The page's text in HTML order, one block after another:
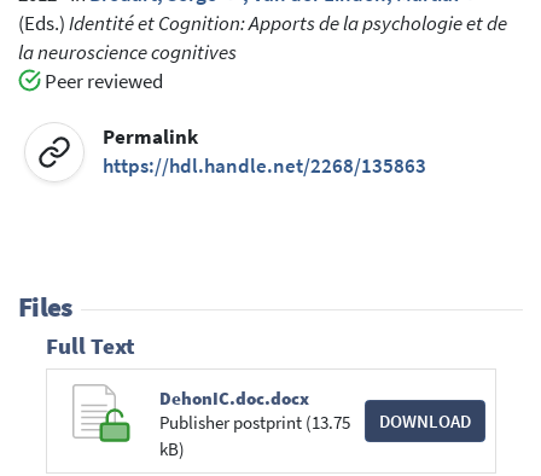
(Eds.)Identité et Cognition: Apports de la psychologie et de
la neuroscience cognitives
Peer reviewed
Permalink
https://hdl.handle.net/2268/135863
Files
Full Text
DehonIC.doc.docx
Publisher postprint (13.75
kB)
DOWNLOAD